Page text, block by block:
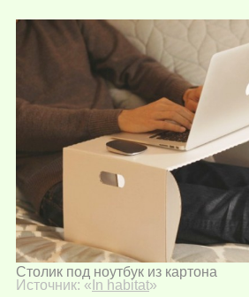
Столик под ноутбук из картона
Источник: « In habitat»